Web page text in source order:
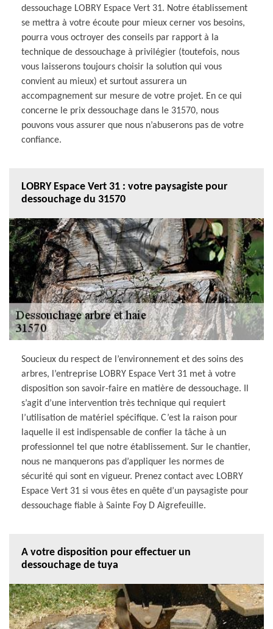
dessouchage LOBRY Espace Vert 31. Notre établissement
se mettra à votre écoute pour mieux cerner vos besoins,
pourra vous octroyer des conseils par rapport à la
technique de dessouchage à privilégier (toutefois, nous
vous laisserons toujours choisir la solution qui vous
convient au mieux) et surtout assurera un
accompagnement sur mesure de votre projet. En ce qui
concerne le prix dessouchage dans le 31570, nous
pouvons vous assurer que nous n’abuserons pas de votre
confiance.
LOBRY Espace Vert 31 : votre paysagiste pour
dessouchage du 31570
Soucieux du respect de l’environnement et des soins des
arbres, l’entreprise LOBRY Espace Vert 31 met à votre
disposition son savoir-faire en matière de dessouchage. Il
s’agit d’une intervention très technique qui requiert
l’utilisation de matériel spécifique. C’est la raison pour
laquelle il est indispensable de confier la tâche à un
professionnel tel que notre établissement. Sur le chantier,
nous ne manquerons pas d’appliquer les normes de
sécurité qui sont en vigueur. Prenez contact avec LOBRY
Espace Vert 31 si vous êtes en quête d’un paysagiste pour
dessouchage fiable à Sainte Foy D Aigrefeuille.
A votre disposition pour effectuer un
dessouchage de tuya